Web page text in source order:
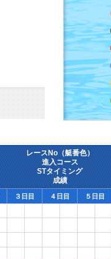
レースNo（艇番色）
進入コース
STタイミング
成績
３日目 ４日目 ５日目